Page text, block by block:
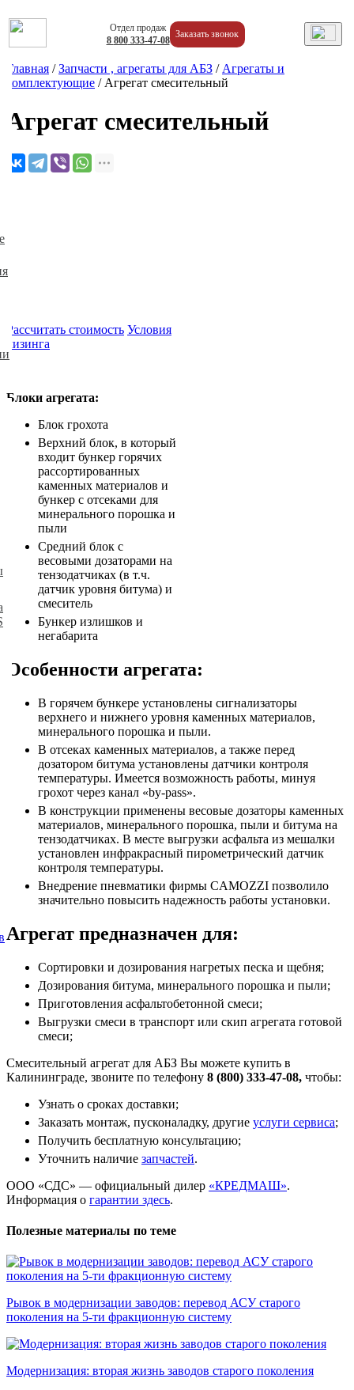
Заказать звонок
Отдел продаж
8 800333-47-08
Главная /Запчасти , агрегаты для АБЗ / Агрегаты и
комплектующие / Агрегат смесительный
Агрегат смесительный
Рассчитать стоимость Условия
лизинга
Блоки агрегата:
Блок грохота
Верхний блок, в который
входит бункер горячих
рассортированных
каменных материалов и
бункер с отсеками для
минерального порошка и
пыли
Средний блок с
весовыми дозаторами на
тензодатчиках (в т.ч.
датчик уровня битума) и
смеситель
Бункер излишков и
негабарита
Особенности агрегата:
В горячем бункере установлены сигнализаторы
верхнего и нижнего уровня каменных материалов,
минерального порошка и пыли.
В отсеках каменных материалов, а также перед
дозатором битума установлены датчики контроля
температуры. Имеется возможность работы, минуя
грохот через канал «by-pass».
В конструкции применены весовые дозаторы каменных
материалов, минерального порошка, пыли и битума на
тензодатчиках. В месте выгрузки асфальта из мешалки
установлен инфракрасный пирометрический датчик
контроля температуры.
Внедрение пневматики фирмы CAMOZZI позволило
значительно повысить надежность работы установки.
Агрегат предназначен для:
Сортировки и дозирования нагретых песка и щебня;
Дозирования битума, минерального порошка и пыли;
Приготовления асфальтобетонной смеси;
Выгрузки смеси в транспорт или скип агрегата готовой
смеси;
Смесительный агрегат для АБЗ Вы можете купить в
Калининграде, звоните по телефону 8 (800) 333-47-08, чтобы:
Узнать о сроках доставки;
Заказать монтаж, пусконаладку, другие услуги сервиса;
Получить бесплатную консультацию;
Уточнить наличие запчастей.
ООО «СДС» — официальный дилер «КРЕДМАШ».
Информация о гарантии здесь.
Полезные материалы по теме
Рывок в модернизации заводов: перевод АСУ старого
поколения на 5-ти фракционную систему
Модернизация: вторая жизнь заводов старого поколения